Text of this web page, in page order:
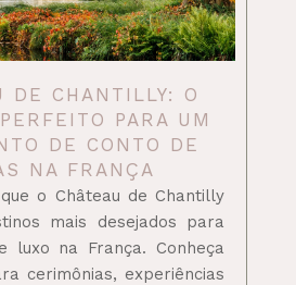
DE CHANTILLY: O
PARA UM
DE CONTO DE
NA FRANÇA
o Château de Chantilly
mais desejados para
luxo na França. Conheça
cerimônias, experiências